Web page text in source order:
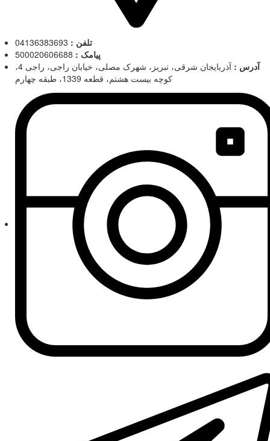
تلفن :
پیامک :
آدرس :
آذربایجان شرقی، تبریز، شهرک مصلی، خیابان راجی، راجی 4،
کوچه بیست هشتم، قطعه 1339، طبقه چهارم